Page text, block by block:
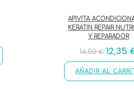
APIVITA
KERATIN REPAIR
Y REPARADOR
14,50€ 12,35
AÑADIR AL